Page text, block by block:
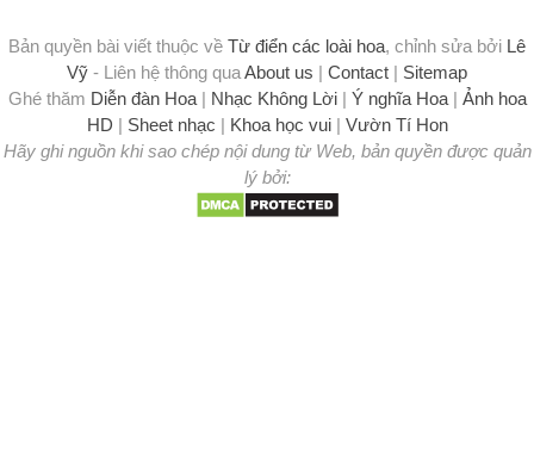
Bản quyền bài viết thuộc về Từ điển các loài hoa, chỉnh sửa bởi Lê
Vỹ - Liên hệ thông quaAbout us | Contact | Sitemap
Ghé thăm Diễn đàn Hoa| Nhạc Không Lời| Ý nghĩa Hoa| Ảnh hoa
HD | Sheet nhạc | Khoa học vui| Vườn Tí Hon
Hãy ghi nguồn khi sao chép nội dung từ Web, bản quyền được quản
lý bởi: